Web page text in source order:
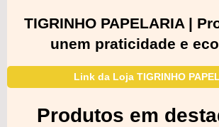
TIGRINHO PAPELARIA |
unem praticidade e
Link da Loja TIGRINHO
Produtos em